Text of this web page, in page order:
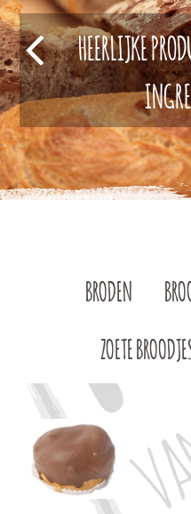
HEERLIJKE
BRODEN
ZOETE